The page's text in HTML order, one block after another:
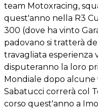
team Motoxracing,
quest'anno nella R3
300 (dove ha vinto
padovano si tratterà
travagliata esperienza
disputeranno la loro
Mondiale dopo
Sabatucci correrà col
corso quest'anno a